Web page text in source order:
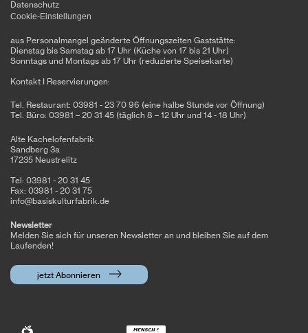
Datenschutz
Cookie-Einstellungen
Alte Kachelofenfabrik
Sandberg 3a
17235 Neustrelitz
Tel: 03981 - 20 31 45
Fax: 03981 - 20 31 75
info@basiskulturfabrik.de
aus Personalmangel geänderte Öffnungszeiten Gaststätte:
Dienstag bis Samstag ab 17 Uhr (Küche von 17 bis 21 Uhr)
Sonntags und Montags ab 17 Uhr (reduzierte Speisekarte)
Kontakt I Reservierungen:
Tel. Restaurant: 03981 - 23 70 96 (eine halbe Stunde vor Öffnung)
Tel. Büro: 03981 – 20 31 45 (täglich 8 – 12 Uhr und 14 - 18 Uhr)
Newsletter
Melden Sie sich für unseren Newsletter an und bleiben Sie auf dem
Laufenden!
jetzt Abonnieren